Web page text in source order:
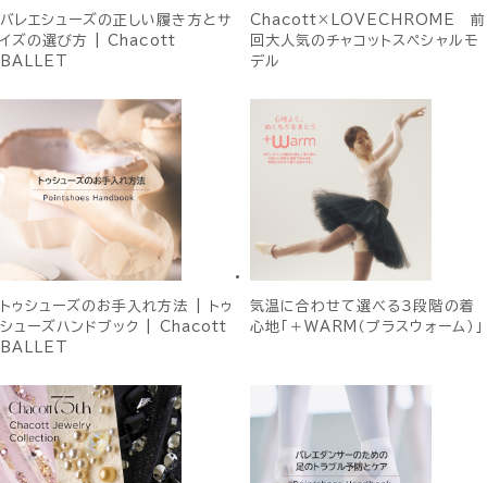
バレエシューズの正しい履き方とサ
イズの選び方 | Chacott
BALLET
Chacott×LOVECHROME 前
回大人気のチャコットスペシャルモ
デル
トゥシューズのお手入れ方法 | トゥ
シューズハンドブック | Chacott
BALLET
気温に合わせて選べる３段階の着
心地「＋WARM（プラスウォーム）」